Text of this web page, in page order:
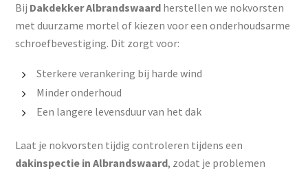
Bij Dakdekker Albrandswaard herstellen we nokvorsten
met duurzame mortel of kiezen voor een onderhoudsarme
schroefbevestiging. Dit zorgt voor:
Sterkere verankering bij harde wind
Minder onderhoud
Een langere levensduur van het dak
Laat je nokvorsten tijdig controleren tijdens een
dakinspectie in Albrandswaard, zodat je problemen